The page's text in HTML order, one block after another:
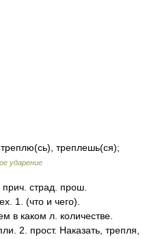
треплешь(ся);
ударение
страд. прош.
1. (что и чего).
в каком л. количестве.
2. прост. Наказать, трепля,